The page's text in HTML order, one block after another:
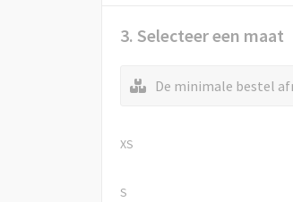
3. Selecteer een maat
De minimale bestel
XS
S